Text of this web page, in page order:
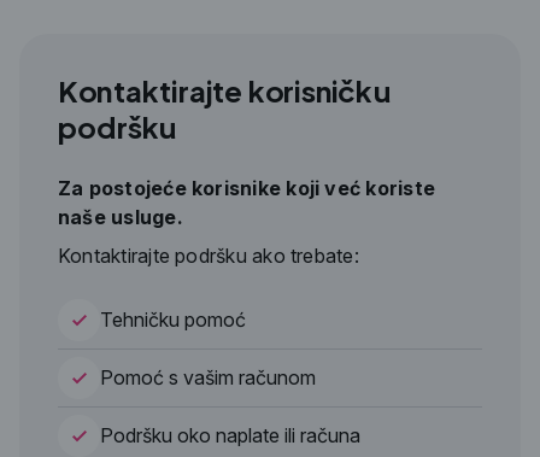
Kontaktirajte korisničku
podršku
Za postojeće korisnike koji već koriste
naše usluge.
Kontaktirajte podršku ako trebate:
Tehničku pomoć
Pomoć s vašim računom
Podršku oko naplate ili računa